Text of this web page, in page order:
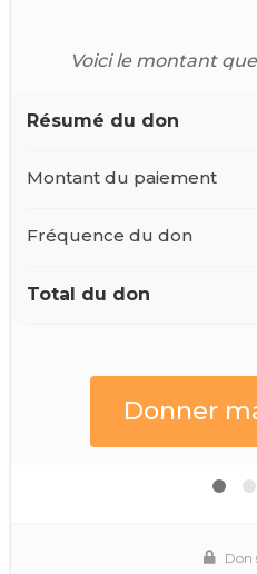
Voici le montant
Résumé du don
Montant du paiement
Fréquence du don
Total du don
Don